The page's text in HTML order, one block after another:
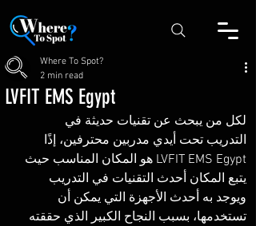
LVFIT EMS Egypt
Where To Spot?
2 min read
لكل من يبحث عن تقنيات حديثة في
التدريب تحت أيدي مدربين محترفين، إذًا
LVFIT EMS Egypt هو المكان المناسب حيث
يتبع المكان أحدث التقنيات في التدريب
ويوجد به أحدث الأجهزة التي يمكن أن
تستخدمها، بسبب النجاح الكبير الذي حققته